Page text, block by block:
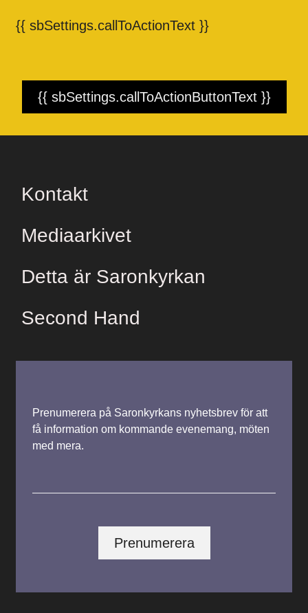
{{ sbSettings.callToActionText }}
{{ sbSettings.callToActionButtonText }}
Kontakt
Mediaarkivet
Detta är Saronkyrkan
Second Hand
Prenumerera på Saronkyrkans nyhetsbrev för att
få information om kommande evenemang, möten
med mera.
Prenumerera